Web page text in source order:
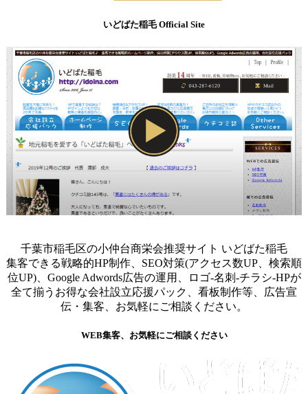
いどばた稲毛 Official Site
千葉市稲毛区の小仲台商栄会推奨サイト いどばた稲毛
集客できる戦略的HP制作、SEO対策(アクセス数UP、検索順
位UP)、Google Adwords広告の運用、ロゴ-名刺-チラシ-HPが
全て揃うお得な会社設立応援パック、看板制作等、広告宣
伝・集客、お気軽にご相談ください。
WEB集客、お気軽にご相談ください